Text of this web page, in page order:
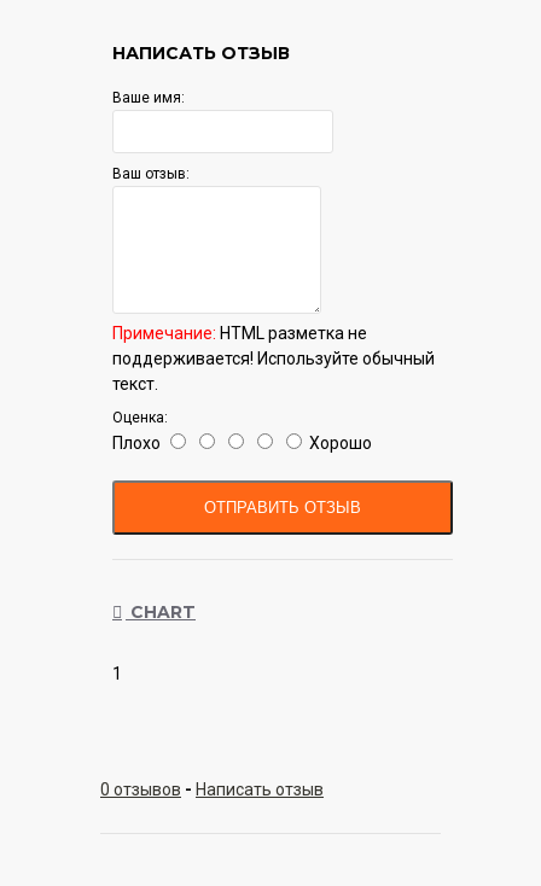
НАПИСАТЬ ОТЗЫВ
Ваше имя:
Ваш отзыв:
Примечание: HTML разметка не
поддерживается! Используйте обычный
текст.
Оценка:
Плохо Хорошо
ОТПРАВИТЬ ОТЗЫВ
CHART
1
0 отзывов - Написать отзыв